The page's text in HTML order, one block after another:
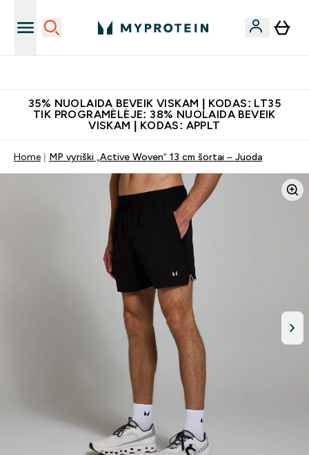
35% NUOLAIDA BEVEIK VISKAM | KODAS: LT35
TIK PROGRAMĖLĖJE: 38% NUOLAIDA BEVEIK
VISKAM | KODAS: APPLT
Home MP vyriški „Active Woven“ 13 cm šortai – Juoda